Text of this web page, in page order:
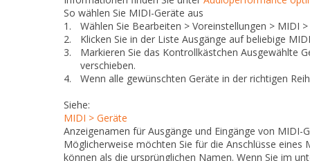
So wählen Sie MIDI-Geräte aus
1.
Wählen Sie Bearbeiten > Voreinstellungen > MIDI
2.
Klicken Sie in der Liste Ausgänge auf beliebige
3.
Markieren Sie das Kontrollkästchen Ausgewählte
verschieben.
4.
Wenn alle gewünschten Geräte in der richtigen
Siehe:
MIDI > Geräte
Anzeigenamen für Ausgänge und Eingänge von MIDI-
Möglicherweise möchten Sie für die Anschlüsse
können als die ursprünglichen Namen. Wenn Sie im